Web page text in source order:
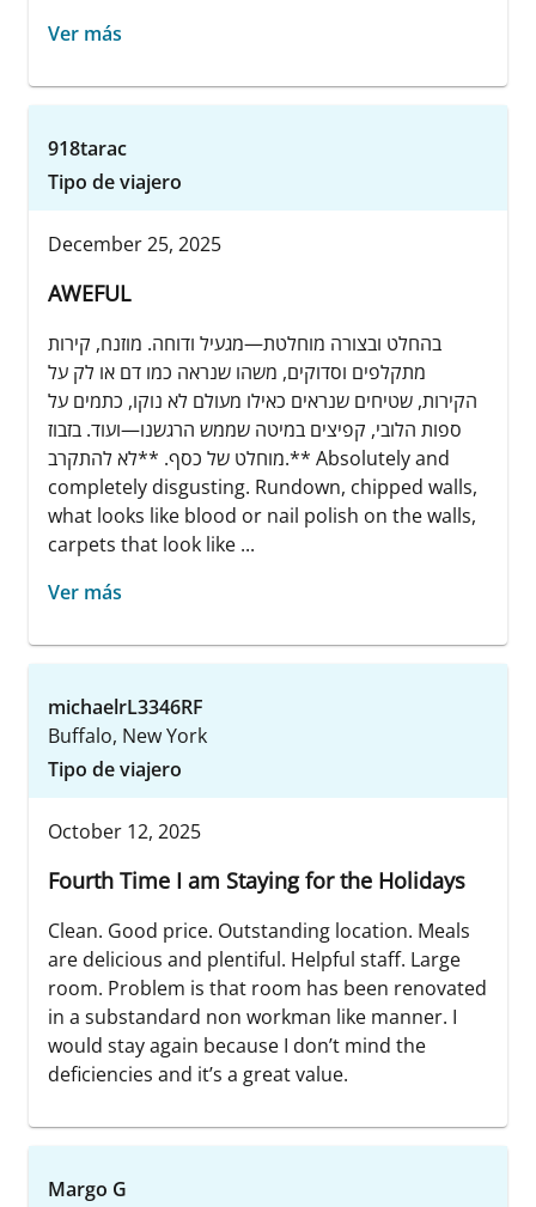
Ver más
918tarac
Tipo de viajero
December 25, 2025
AWEFUL
בהחלט ובצורה מוחלטת—מגעיל ודוחה. מוזנח, קירות
מתקלפים וסדוקים, משהו שנראה כמו דם או לק על
הקירות, שטיחים שנראים כאילו מעולם לא נוקו, כתמים על
ספות הלובי, קפיצים במיטה שממש הרגשנו—ועוד. בזבוז
מוחלט של כסף. **לא להתקרב.** Absolutely and
completely disgusting. Rundown, chipped walls,
what looks like blood or nail polish on the walls,
carpets that look like ...
Ver más
michaelrL3346RF
Buffalo, New York
Tipo de viajero
October 12, 2025
Fourth Time I am Staying for the Holidays
Clean. Good price. Outstanding location. Meals
are delicious and plentiful. Helpful staff. Large
room. Problem is that room has been renovated
in a substandard non workman like manner. I
would stay again because I don’t mind the
deficiencies and it’s a great value.
Margo G